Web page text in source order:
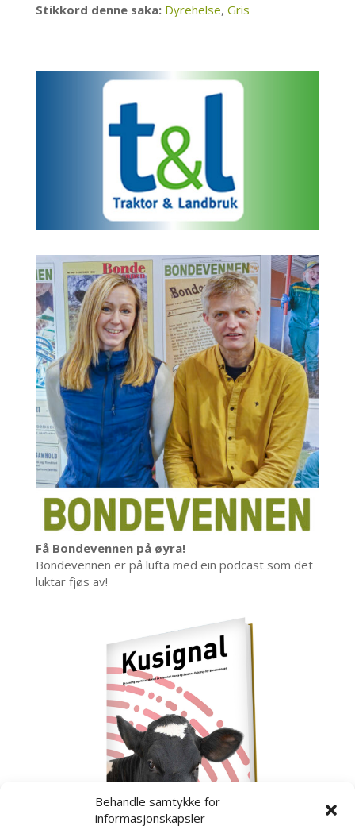
Behandle samtykke for
informasjonskapsler
Stikkord denne saka: Dyrehelse, Gris
Få Bondevennen på øyra!
Bondevennen er på lufta med ein podcast som det
luktar fjøs av!